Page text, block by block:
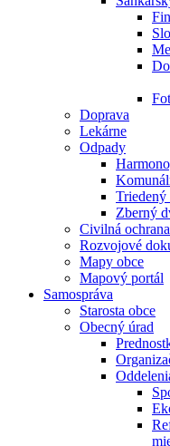
Doprava
Lekárne
Odpady
Triedený
Zberný
Civilná ochrana
Rozvojové
Mapy obce
Mapový portál
Samospráva
Starosta obce
Obecný úrad